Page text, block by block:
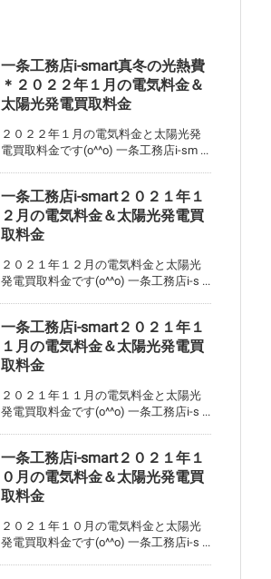
一条工務店i-smart真冬の光熱費
＊２０２２年１月の電気料金＆
太陽光発電買取料金
２０２２年１月の電気料金と太陽光発
電買取料金です(o^^o) 一条工務店i-sm ...
一条工務店i-smart２０２１年１
２月の電気料金＆太陽光発電買
取料金
２０２１年１２月の電気料金と太陽光
発電買取料金です(o^^o) 一条工務店i-s ...
一条工務店i-smart２０２１年１
１月の電気料金＆太陽光発電買
取料金
２０２１年１１月の電気料金と太陽光
発電買取料金です(o^^o) 一条工務店i-s ...
一条工務店i-smart２０２１年１
０月の電気料金＆太陽光発電買
取料金
２０２１年１０月の電気料金と太陽光
発電買取料金です(o^^o) 一条工務店i-s ...